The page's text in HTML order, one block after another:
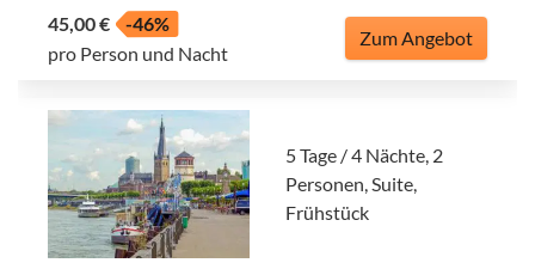
45,00 €
-46%
pro Person und Nacht
Zum Angebot
5 Tage / 4 Nächte, 2
Personen, Suite,
Frühstück